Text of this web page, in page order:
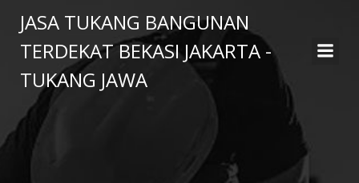
to
content
JASA TUKANG BANGUNAN
TERDEKAT BEKASI JAKARTA -
TUKANG JAWA